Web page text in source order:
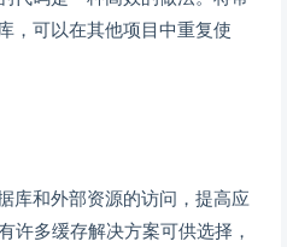
，可以在其他项目中重复使
库和外部资源的访问，提高应
许多缓存解决方案可供选择，